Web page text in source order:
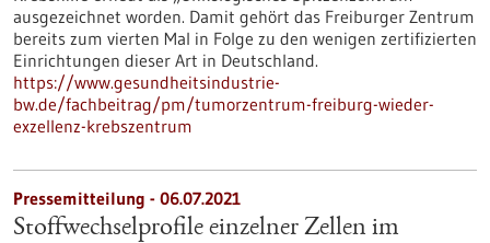
ausgezeichnet worden. Damit gehört das Freiburger Zentrum
bereits zum vierten Mal in Folge zu den wenigen zertifizierten
Einrichtungen dieser Art in Deutschland.
https://www.gesundheitsindustrie-
bw.de/fachbeitrag/pm/tumorzentrum-freiburg-wieder-
exzellenz-krebszentrum
Pressemitteilung - 06.07.2021
Stoffwechselprofile einzelner Zellen im